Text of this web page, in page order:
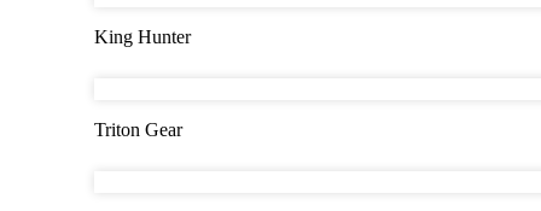
King Hunter
Triton Gear